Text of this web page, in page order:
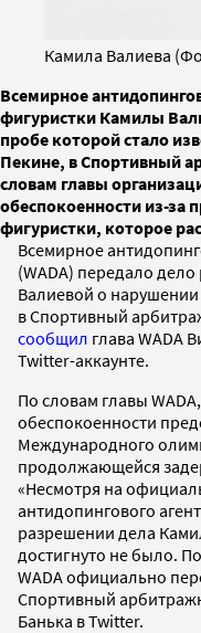
Камила Валиева
Всемирное
фигуристки Камилы
пробе которой стало
Пекине, в Спортивный
словам главы
обеспокоенности из-за
фигуристки, которое
Всемирное
(WADA) передало
Валиевой о
в Спортивный
сообщил глава WADA
Twitter-аккаунте.
По словам главы
обеспокоенности
Международного
продолжающейся
«Несмотря на
антидопингового
разрешении дела
достигнуто не было.
WADA официально
Спортивный
Банька в Twitter.